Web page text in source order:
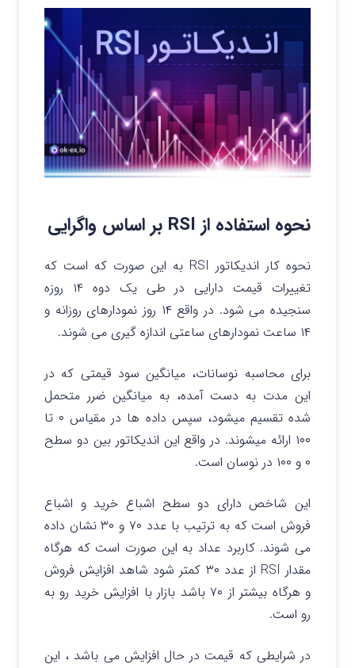
نحوه استفاده از RSI بر اساس واگرایی
نحوه کار اندیکاتور RSI به این صورت که است که
تغییرات قیمت دارایی در طی یک دوه ۱۴ روزه
سنجیده می شود. در واقع ۱۴ روز نمودارهای روزانه و
۱۴ ساعت نمودارهای ساعتی اندازه گیری می شوند.
برای محاسبه نوسانات، میانگین سود قیمتی که در
این مدت به دست آمده، به میانگین ضرر متحمل
شده تقسیم میشود، سپس داده ها در مقیاس ۰ تا
۱۰۰ ارائه میشوند. در واقع این اندیکاتور بین دو سطح
۰ و ۱۰۰ در نوسان است.
این شاخص دارای دو سطح اشباع خرید و اشباع
فروش است که به ترتیب با عدد ۷۰ و ۳۰ نشان داده
می شوند. کاربرد عداد به این صورت است که هرگاه
مقدار
RSI از عدد ۳۰ کمتر شود شاهد افزایش فروش
و هرگاه بیشتر از ۷۰ باشد بازار با افزایش خرید رو به
رو است.
در شرایطی که قیمت در حال افزایش می باشد ، این